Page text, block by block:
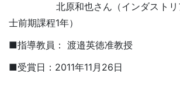
北原和也さん（インダストリア
士前期課程1年）
■指導教員： 渡邉英徳准教授
■受賞日：2011年11月26日